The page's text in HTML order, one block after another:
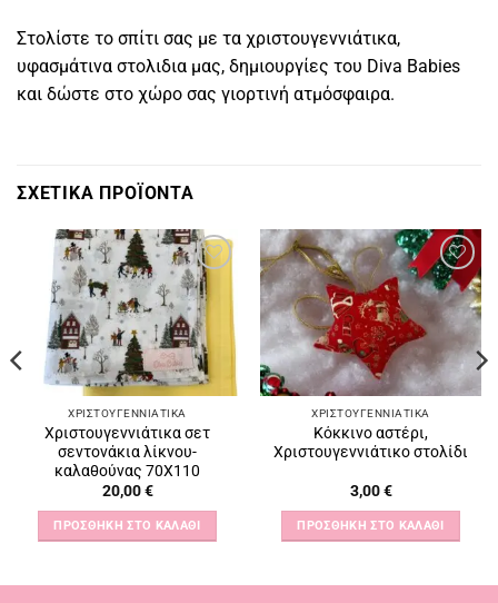
Στολίστε το σπίτι σας με τα χριστουγεννιάτικα,
υφασμάτινα στολιδια μας, δημιουργίες του Diva Babies
και δώστε στο χώρο σας γιορτινή ατμόσφαιρα.
ΣΧΕΤΙΚΆ ΠΡΟΪΌΝΤΑ
Πρόσθήκη
στην
λίστα
επιθυμιών
ΧΡΙΣΤΟΥΓΕΝΝΙΆΤΙΚΑ
Χριστουγεννιάτικα σετ
σεντονάκια λίκνου-
καλαθούνας 70Χ110
20,00€
ΠΡΟΣΘΉΚΗ ΣΤΟ ΚΑΛΆΘΙ
Πρόσθήκη
στην
λίστα
επιθυμιών
ΧΡΙΣΤΟΥΓΕΝΝΙΆΤΙΚΑ
Κόκκινο αστέρι,
Χριστουγεννιάτικο στολίδι
3,00€
ΠΡΟΣΘΉΚΗ ΣΤΟ ΚΑΛΆΘΙ